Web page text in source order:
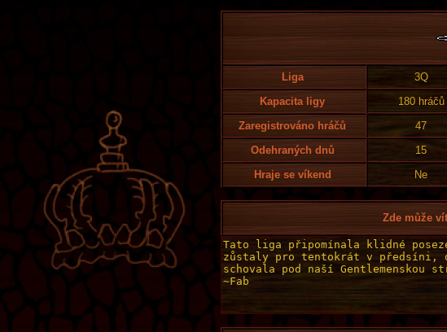
Liga 3Q
Kapacita ligy
180 hráčů
Zaregistrováno hráčů
47
Odehraných dnů
15
Hraje se víkend
Ne
Zde může